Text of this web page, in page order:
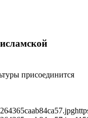
присоединится